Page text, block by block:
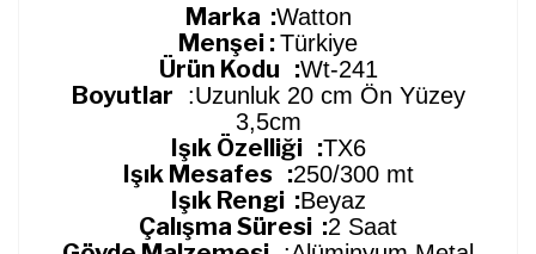
Marka :Watton
Menşei :Türkiye
Ürün Kodu :Wt-241
Boyutlar
:Uzunluk 20 cm Ön Yüzey
3,5cm
Işık Özelliği :TX6
Işık Mesafes :250/300 mt
Işık Rengi :Beyaz
Çalışma Süresi :2 Saat